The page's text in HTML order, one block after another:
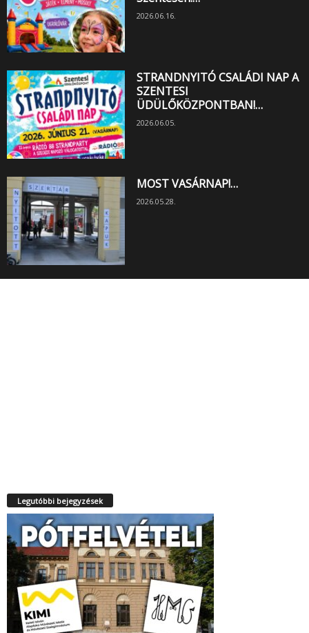
2026.06.16.
STRANDNYITÓ CSALÁDI NAP A
SZENTESI
ÜDÜLŐKÖZPONTBAN!…
2026.06.05.
MOST VASÁRNAP!…
2026.05.28.
Legutóbbi bejegyzések